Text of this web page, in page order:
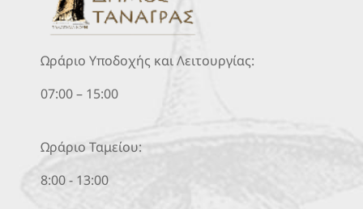
Ωράριο Υποδοχής και Λειτουργίας:
07:00 – 15:00
Ωράριο Ταμείου:
8:00 - 13:00